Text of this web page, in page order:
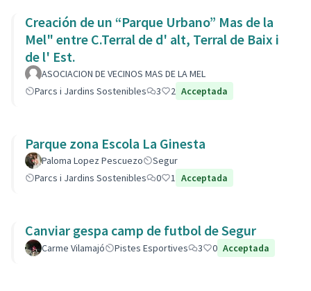
Creación de un “Parque Urbano” Mas de la
Mel" entre C.Terral de d' alt, Terral de Baix i
de l' Est.
ASOCIACION DE VECINOS MAS DE LA MEL
Parcs i Jardins Sostenibles
3 2 Acceptada
Parque zona Escola La Ginesta
Paloma Lopez Pescuezo
Segur
Parcs i Jardins Sostenibles
0 1 Acceptada
Canviar gespa camp de futbol de Segur
Carme Vilamajó Pistes Esportives 3 0 Acceptada